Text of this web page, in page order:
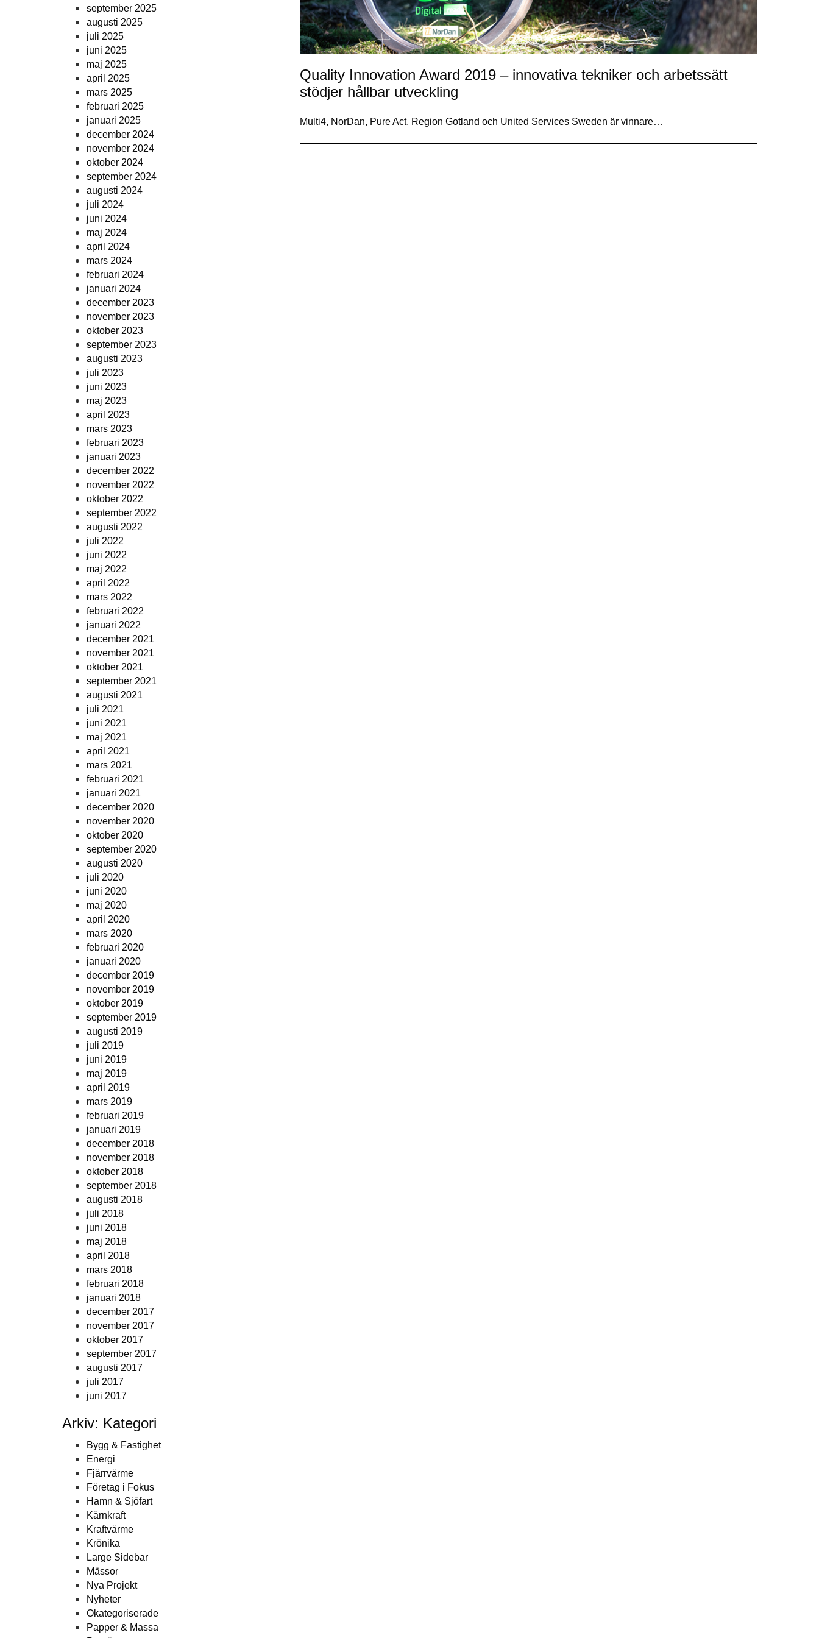
september 2025
augusti 2025
juli 2025
juni 2025
maj 2025
april 2025
mars 2025
februari 2025
januari 2025
december 2024
november 2024
oktober 2024
september 2024
augusti 2024
juli 2024
juni 2024
maj 2024
april 2024
mars 2024
februari 2024
januari 2024
december 2023
november 2023
oktober 2023
september 2023
augusti 2023
juli 2023
juni 2023
maj 2023
april 2023
mars 2023
februari 2023
januari 2023
december 2022
november 2022
oktober 2022
september 2022
augusti 2022
juli 2022
juni 2022
maj 2022
april 2022
mars 2022
februari 2022
januari 2022
december 2021
november 2021
oktober 2021
september 2021
augusti 2021
juli 2021
juni 2021
maj 2021
april 2021
mars 2021
februari 2021
januari 2021
december 2020
november 2020
oktober 2020
september 2020
augusti 2020
juli 2020
juni 2020
maj 2020
april 2020
mars 2020
februari 2020
januari 2020
december 2019
november 2019
oktober 2019
september 2019
augusti 2019
juli 2019
juni 2019
maj 2019
april 2019
mars 2019
februari 2019
januari 2019
december 2018
november 2018
oktober 2018
september 2018
augusti 2018
juli 2018
juni 2018
maj 2018
april 2018
mars 2018
februari 2018
januari 2018
december 2017
november 2017
oktober 2017
september 2017
augusti 2017
juli 2017
juni 2017
Arkiv: Kategori
Bygg & Fastighet
Energi
Fjärrvärme
Företag i Fokus
Hamn & Sjöfart
Kärnkraft
Kraftvärme
Krönika
Large Sidebar
Mässor
Nya Projekt
Nyheter
Okategoriserade
Papper & Massa
Quality Innovation Award 2019 – innovativa tekniker och arbetssätt
stödjer hållbar utveckling
Multi4, NorDan, Pure Act, Region Gotland och United Services Sweden är vinnare…